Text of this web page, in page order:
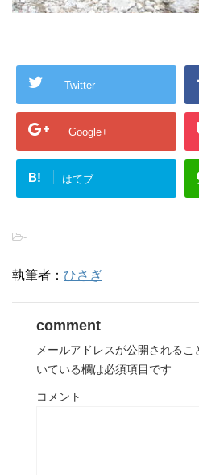
Twitter
Google+
B! はてブ
-
執筆者： ひさぎ
comment
メールアドレスが公開されるこ
いている欄は必須項目です
コメント